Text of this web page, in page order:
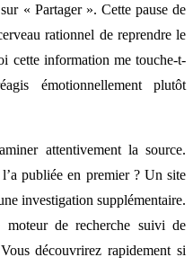
« Partager ». Cette pause de
rationnel de reprendre le
cette information me touche-t-
émotionnellement plutôt
attentivement la source.
publiée en premier ? Un site
investigation supplémentaire.
de recherche suivi de
découvrirez rapidement si